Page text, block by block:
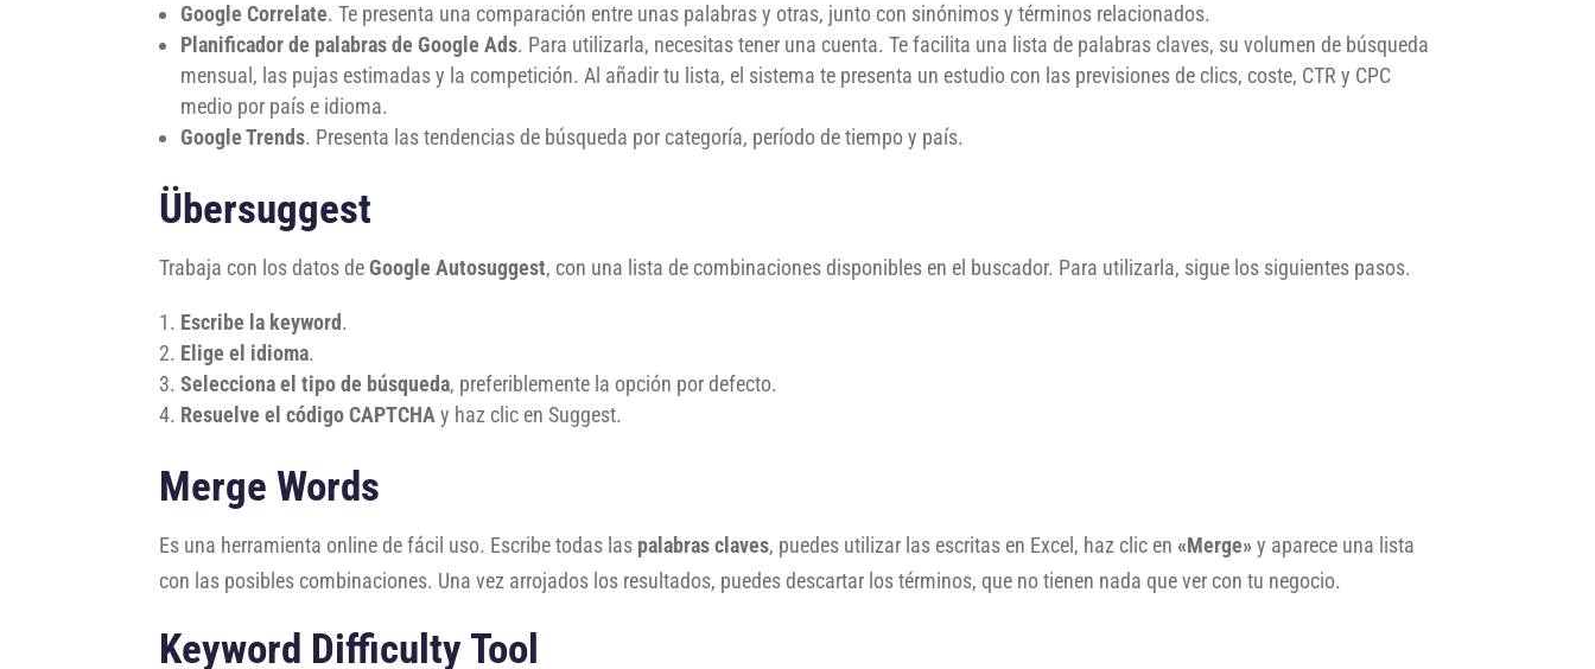
Google Correlate. Te presenta una comparación entre unas palabras y otras, junto con sinónimos y términos relacionados.
Planificador de palabras de Google Ads. Para utilizarla, necesitas tener una cuenta. Te facilita una lista de palabras claves, su volumen de búsqueda
mensual, las pujas estimadas y la competición. Al añadir tu lista, el sistema te presenta un estudio con las previsiones de clics, coste, CTR y CPC
medio por país e idioma.
Google Trends. Presenta las tendencias de búsqueda por categoría, período de tiempo y país.
Übersuggest
Trabaja con los datos de Google Autosuggest, con una lista de combinaciones disponibles en el buscador. Para utilizarla, sigue los siguientes pasos.
Escribe la keyword.
Elige el idioma.
Selecciona el tipo de búsqueda, preferiblemente la opción por defecto.
Resuelve el código CAPTCHA y haz clic en Suggest.
Merge Words
Es una herramienta online de fácil uso. Escribe todas las palabras claves, puedes utilizar las escritas en Excel, haz clic en«Merge»y aparece una lista
con las posibles combinaciones. Una vez arrojados los resultados, puedes descartar los términos, que no tienen nada que ver con tu negocio.
Keyword Difficulty Tool